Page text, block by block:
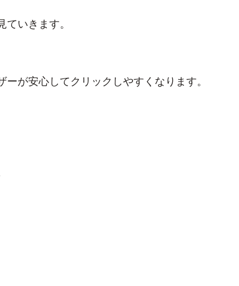
いきます。
が安心してクリックしやすくなります。